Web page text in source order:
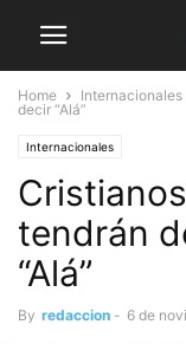
Home Internacionales
decir “Alá”
Internacionales
tendrán
“Alá”
By redaccion - 6 de